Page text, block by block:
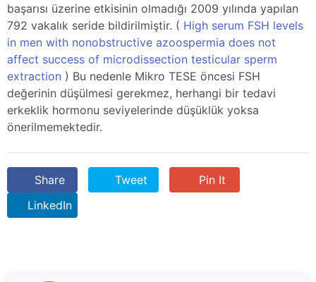
başarısı üzerine etkisinin olmadığı 2009 yılında yapılan
792 vakalık seride bildirilmiştir. ( High serum FSH levels
in men with nonobstructive azoospermia does not
affect success of microdissection testicular sperm
extraction ) Bu nedenle Mikro TESE öncesi FSH
değerinin düşülmesi gerekmez, herhangi bir tedavi
erkeklik hormonu seviyelerinde düşüklük yoksa
önerilmemektedir.
Share Tweet
Pin It
LinkedIn